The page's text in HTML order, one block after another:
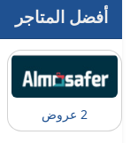
أفضل المتاجر
2 عروض